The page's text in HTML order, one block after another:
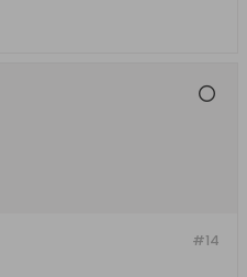
#14